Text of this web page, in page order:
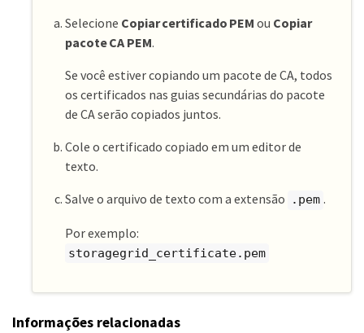
Selecione Copiar certificado PEM ou Copiar
pacote CA PEM.
Se você estiver copiando um pacote de CA, todos
os certificados nas guias secundárias do pacote
de CA serão copiados juntos.
Cole o certificado copiado em um editor de
texto.
Salve o arquivo de texto com a extensão
.pem .
Por exemplo:
storagegrid_certificate.pem
Informações relacionadas